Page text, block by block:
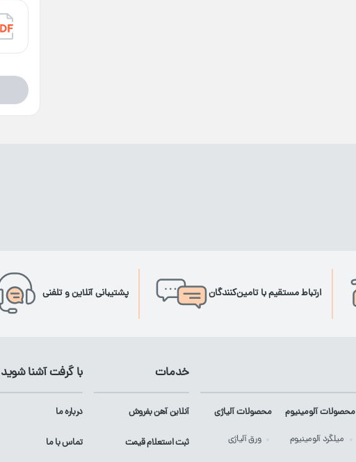
ارتباط مستقیم با تامین‌کنندگان پشتیبانی آنلاین و تلفنی
محصولات آلومینیوم
میلگرد آلومینیوم
محصولات آلیاژی
ورقآلیاژی
خدمات
آنلاین آهن بفروش
ثبت استعلام قیمت
با گرفت آشنا شوید
درباره ما
تماس با ما